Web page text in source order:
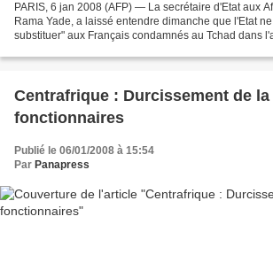
PARIS, 6 jan 2008 (AFP) — La secrétaire d'Etat aux
Rama Yade, a laissé entendre dimanche que l'Etat
substituer" aux Français condamnés au Tchad dans
Centrafrique : Durcissement de
fonctionnaires
Publié le 06/01/2008 à 15:54
Par Panapress